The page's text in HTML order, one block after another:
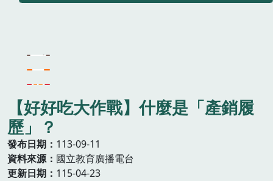
【好好吃大作戰】什麼是「產銷履
歷」？
發布日期
113-09-11
資料來源
國立教育廣播電台
更新日期
115-04-23